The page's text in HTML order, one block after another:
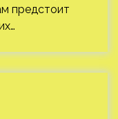
предстоит